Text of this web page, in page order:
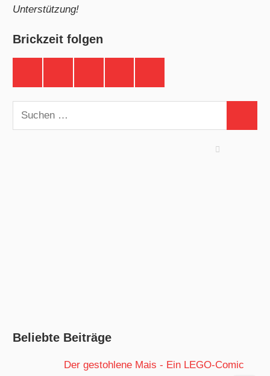
Unterstützung!
Brickzeit folgen
Suchen
nach:
Beliebte Beiträge
Der gestohlene Mais - Ein LEGO-Comic